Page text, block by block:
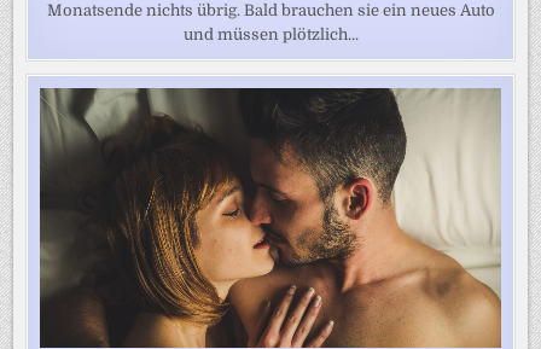
Monatsende nichts übrig. Bald brauchen sie ein neues Auto
und müssen plötzlich...